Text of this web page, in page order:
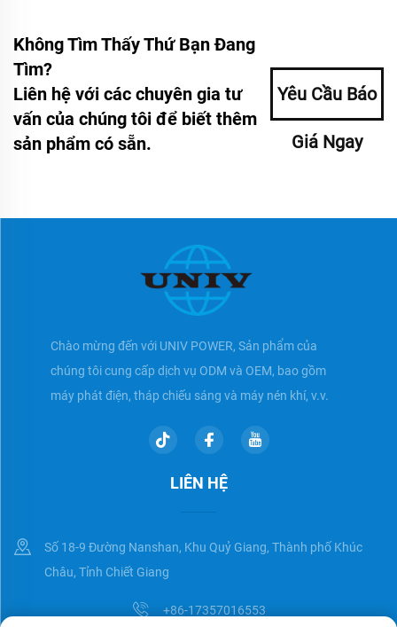
Không Tìm Thấy Thứ Bạn Đang
Tìm?
Liên hệ với các chuyên gia tư
vấn của chúng tôi để biết thêm
sản phẩm có sẵn.
Yêu Cầu Báo
Giá Ngay
Chào mừng đến với UNIV POWER, Sản phẩm của
chúng tôi cung cấp dịch vụ ODM và OEM, bao gồm
máy phát điện, tháp chiếu sáng và máy nén khí, v.v.
LIÊN HỆ
Số 18-9 Đường Nanshan, Khu Quỷ Giang, Thành phố Khúc
Châu, Tỉnh Chiết Giang
+86-17357016553